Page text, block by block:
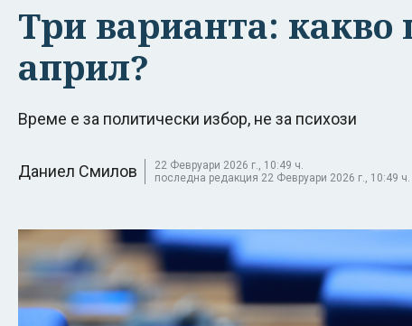
Три варианта: какво
април?
Време е за политически избор, не за психози
Даниел Смилов
22 Февруари 2026 г., 10:49 ч.
последна редакция 22 Февруари 2026 г., 10:49 ч.